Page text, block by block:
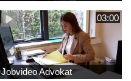
03:00
Jobvideo Advokat